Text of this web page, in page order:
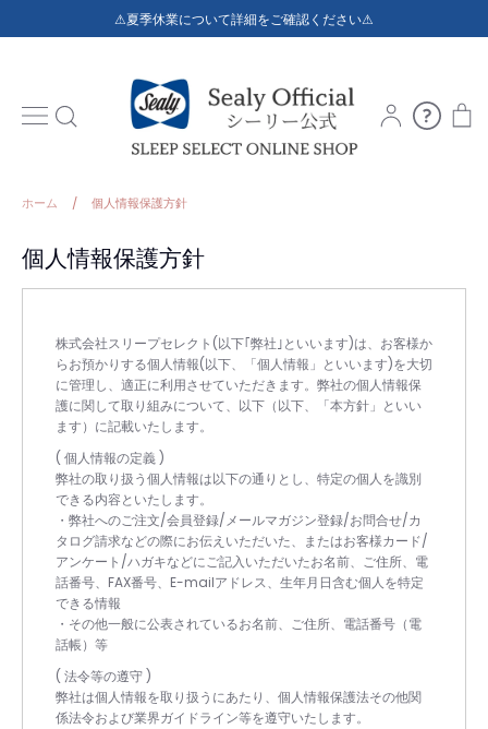
ン
⚠夏季休業について詳細をご確認ください⚠
ア
カ
ご
利
ホーム / 個人情報保護方針
個人情報保護方針
株式会社スリープセレクト(以下｢弊社｣といいます)は、お客様か
らお預かりする個人情報(以下、「個人情報」といいます)を大切
に管理し、適正に利用させていただきます。弊社の個人情報保
護に関して取り組みについて、以下（以下、「本方針」といい
ます）に記載いたします。
( 個人情報の定義 )
弊社の取り扱う個人情報は以下の通りとし、特定の個人を識別
できる内容といたします。
・弊社へのご注文/会員登録/メールマガジン登録/お問合せ/カ
タログ請求などの際にお伝えいただいた、またはお客様カード/
アンケート/ハガキなどにご記入いただいたお名前、ご住所、電
話番号、FAX番号、E-mailアドレス、生年月日含む個人を特定
できる情報
・その他一般に公表されているお名前、ご住所、電話番号（電
話帳）等
( 法令等の遵守 )
弊社は個人情報を取り扱うにあたり、個人情報保護法その他関
係法令および業界ガイドライン等を遵守いたします。